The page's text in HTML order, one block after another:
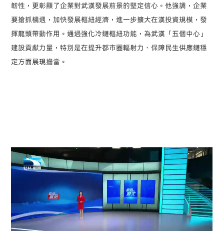
韌性，更彰顯了企業對武漢發展前景的堅定信心。他強調，企業
要搶抓機遇，加快發展樞紐經濟，進一步擴大在漢投資規模，發
揮龍頭帶動作用。通過強化冷鏈樞紐功能，為武漢「五個中心」
建設貢獻力量，特別是在提升都市圈輻射力、保障民生供應鏈穩
定方面展現擔當。